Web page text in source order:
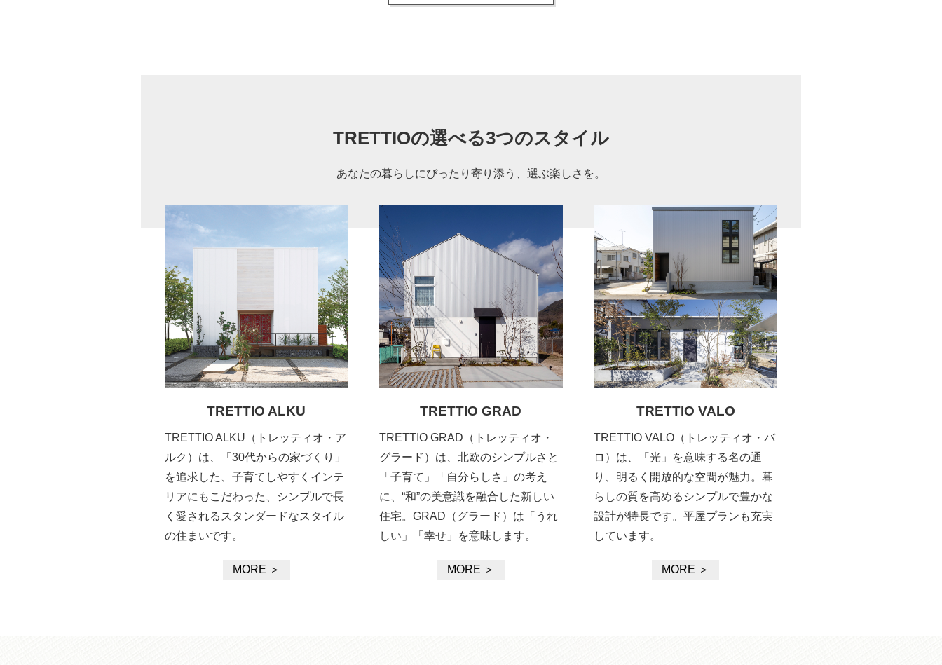
TRETTIOの選べる3つのスタイル
あなたの暮らしにぴったり寄り添う、選ぶ楽しさを。
TRETTIO ALKU
TRETTIO ALKU（トレッティオ・ア
ルク）は、「30代からの家づくり」
を追求した、子育てしやすくインテ
リアにもこだわった、シンプルで長
く愛されるスタンダードなスタイル
の住まいです。
MORE ＞
TRETTIO GRAD
TRETTIO GRAD（トレッティオ・
グラード）は、北欧のシンプルさと
「子育て」「自分らしさ」の考え
に、“和”の美意識を融合した新しい
住宅。GRAD（グラード）は「うれ
しい」「幸せ」を意味します。
MORE ＞
TRETTIO VALO
TRETTIO VALO（トレッティオ・バ
ロ）は、「光」を意味する名の通
り、明るく開放的な空間が魅力。暮
らしの質を高めるシンプルで豊かな
設計が特長です。平屋プランも充実
しています。
MORE ＞